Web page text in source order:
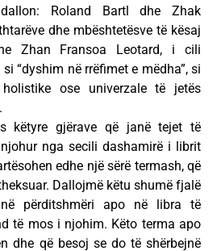
Roland Bartl dhe Zhak
dhe mbështetësve të kësaj
Zhan Fransoa Leotard, i cili
“dyshim në rrëfimet e mëdha”, si
ose univerzale të jetës
këtyre gjërave që janë tejet të
nga secili dashamirë i librit
edhe një sërë termash, që
Dallojmë këtu shumë fjalë
përditshmëri apo në libra të
të mos i njohim. Këto terma apo
dhe që besoj se do të shërbejnë